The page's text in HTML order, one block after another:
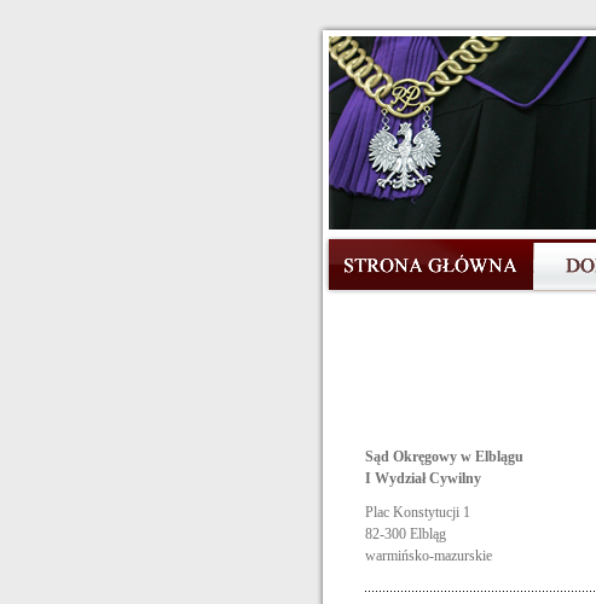
Sąd Okręgowy w Elblągu
I Wydział Cywilny
Plac Konstytucji 1
82-300 Elbląg
warmińsko-mazurskie